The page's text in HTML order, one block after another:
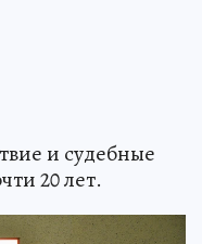
и судебные
20 лет.